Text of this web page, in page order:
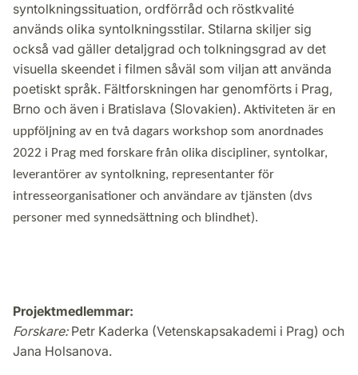
syntolkningssituation, ordförråd och röstkvalité
används olika syntolkningsstilar. Stilarna skiljer sig
också vad gäller detaljgrad och tolkningsgrad av det
visuella skeendet i filmen såväl som viljan att använda
poetiskt språk. Fältforskningen har genomförts i Prag,
Brno och även i Bratislava (Slovakien). Aktiviteten är en
uppföljning av en två dagars workshop som anordnades
2022 i Prag med forskare från olika discipliner, syntolkar,
leverantörer av syntolkning, representanter för
intresseorganisationer och användare av tjänsten (dvs
personer med synnedsättning och blindhet).
Projektmedlemmar:
Forskare: Petr Kaderka (Vetenskapsakademi i Prag) och
Jana Holsanova.